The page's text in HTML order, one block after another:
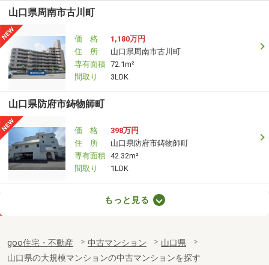
山口県周南市古川町
価 格
1,180万円
住 所
山口県周南市古川町
専有面積 72.1m²
間取り
3LDK
山口県防府市鋳物師町
価 格
398万円
住 所
山口県防府市鋳物師町
専有面積 42.32m²
間取り
1LDK
山口県山陽小野田市高栄１
専有面積 72.19m²
間取り
3LDK
もっと見る
goo住宅・不動産 中古マンション
山口県
山口県の大規模マンションの中古マンションを探す